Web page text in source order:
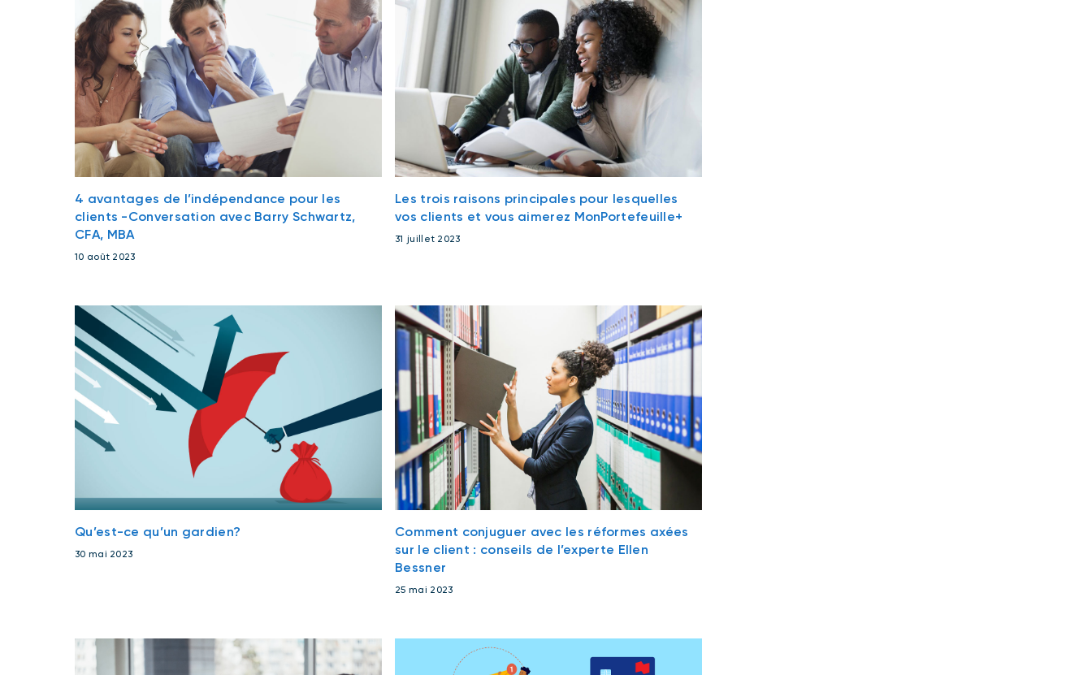
4 avantages de l’indépendance pour les
clients -Conversation avec Barry Schwartz,
CFA, MBA
10 août 2023
Les trois raisons principales pour lesquelles
vos clients et vous aimerez MonPortefeuille+
31 juillet 2023
Qu’est-ce qu’un gardien?
30 mai 2023
Comment conjuguer avec les réformes axées
sur le client : conseils de l’experte Ellen
Bessner
25 mai 2023